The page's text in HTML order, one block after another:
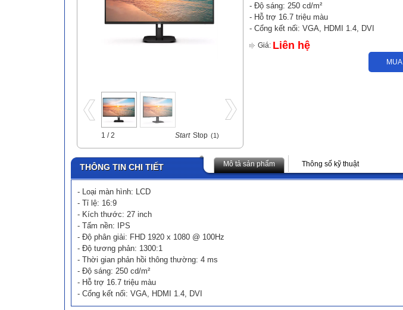
1 / 2 Start Stop (1)
- Độ sáng: 250 cd/m²
- Hỗ trợ 16.7 triệu màu
- Cổng kết nối: VGA, HDMI 1.4, DVI
Giá: Liên hệ
THÔNG TIN CHI TIẾT Mô tả sản phẩm Thông số kỹ thuật
- Loại màn hình: LCD
- Tỉ lệ: 16:9
- Kích thước: 27 inch
- Tấm nền: IPS
- Độ phân giải: FHD 1920 x 1080 @ 100Hz
- Độ tương phản: 1300:1
- Thời gian phản hồi thông thường: 4 ms
- Độ sáng: 250 cd/m²
- Hỗ trợ 16.7 triệu màu
- Cổng kết nối: VGA, HDMI 1.4, DVI